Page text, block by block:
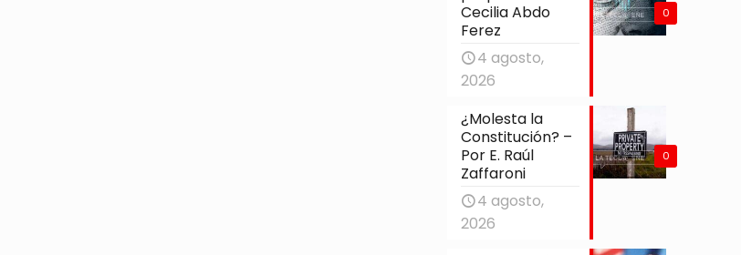
0
Cecilia Abdo
Ferez
4 agosto,
2026
0
¿Molesta la
Constitución? –
Por E. Raúl
Zaffaroni
4 agosto,
2026